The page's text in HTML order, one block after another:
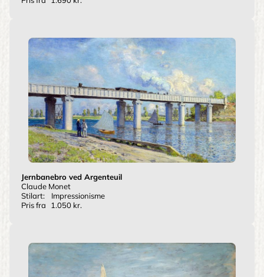
Jernbanebro ved Argenteuil
Claude Monet
Stilart:
Impressionisme
Pris fra
1.050 kr.